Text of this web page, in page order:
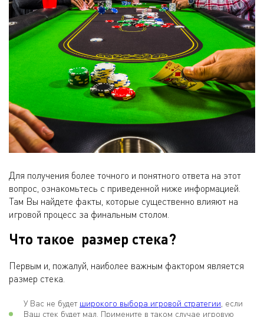
Для получения более точного и понятного ответа на этот
вопрос, ознакомьтесь с приведенной ниже информацией.
Там Вы найдете факты, которые существенно влияют на
игровой процесс за финальным столом.
Что такое размер стека?
Первым и, пожалуй, наиболее важным фактором является
размер стека.
У Вас не будет широкого выбора игровой стратегии , если
Ваш стек будет мал. Примените в таком случае игровую